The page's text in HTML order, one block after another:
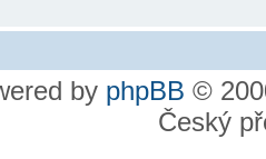
by phpBB ©
Český